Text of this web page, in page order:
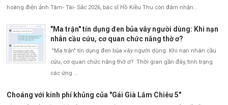
hoàng điện ảnh Tâm- Tài- Sắc 2026, bác sĩ Hồ Kiều Thu còn đảm nhận...
"Ma trận" tín dụng đen bủa vây người dùng: Khi nạn
nhân cầu cứu, cơ quan chức năng thờ ơ?
"Ma trận" tín dụng đen bủa vây người dùng: Khi nạn nhân cầu
cứu, cơ quan chức năng thờ ơ? Thời gian gần đây, tình trạng
các ứng ...
Choáng với kinh phí khủng của "Gái Già Lắm Chiêu 5"